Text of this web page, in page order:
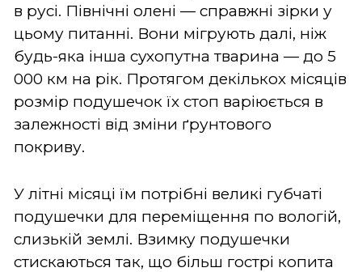
в русі. Північні олені — справжні зірки у
цьому питанні. Вони мігрують далі, ніж
будь-яка інша сухопутна тварина — до 5
000 км на рік. Протягом декількох місяців
розмір подушечок їх стоп варіюється в
залежності від зміни ґрунтового
покриву.
У літні місяці їм потрібні великі губчаті
подушечки для переміщення по вологій,
слизькій землі. Взимку подушечки
стискаються так, що більш гострі копита